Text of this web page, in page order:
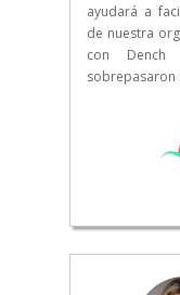
ayudará a
de nuestra
con
sobrepasaron